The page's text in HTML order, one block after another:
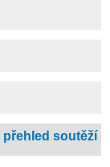
přehled soutěží